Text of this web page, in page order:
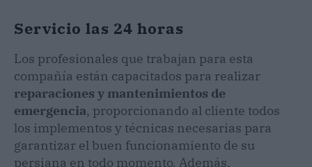
Servicio las 24 horas
Los profesionales que trabajan para esta
compañía están capacitados para realizar
reparaciones y mantenimientos de
emergencia, proporcionando al cliente todos
los implementos y técnicas necesarias para
garantizar el buen funcionamiento de su
persiana en todo momento. Además,